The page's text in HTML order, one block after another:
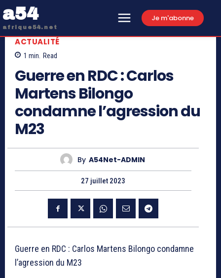
a54
afrique54.net
Je m'abonne
ACTUALITÉ
1 min. Read
Guerre en RDC : Carlos
Martens Bilongo
condamne l’agression du
M23
By A54Net-ADMIN
27 juillet 2023
Guerre en RDC : Carlos Martens Bilongo condamne
l’agression du M23